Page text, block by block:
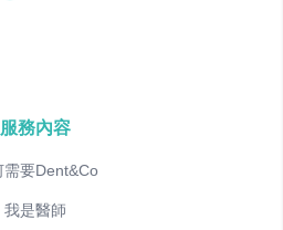
服務內容
需要Dent&Co
我是醫師